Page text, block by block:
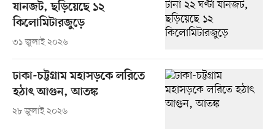
যানজট, ছড়িয়েছে ১২
কিলোমিটারজুড়ে
৩১ জুলাই ২০২৬
ঢাকা-চট্টগ্রাম মহাসড়কে লরিতে
হঠাৎ আগুন, আতঙ্ক
২৮ জুলাই ২০২৬